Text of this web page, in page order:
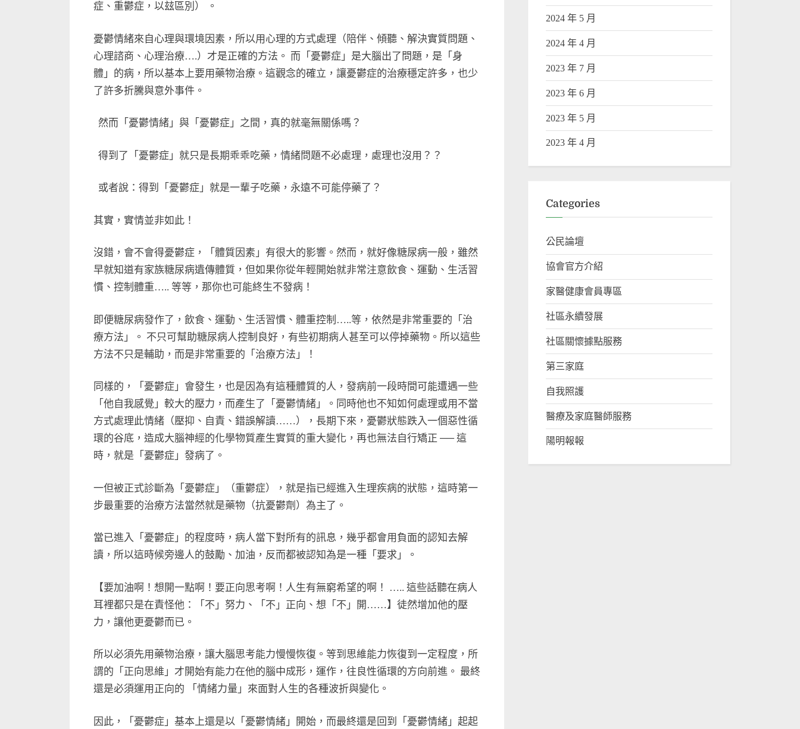
症、重鬱症，以玆區別） 。
憂鬱情緒來自心理與環境因素，所以用心理的方式處理（陪伴、傾聽、解決實質問題、
心理諮商、心理治療….）才是正確的方法。 而「憂鬱症」是大腦出了問題，是「身
體」的病，所以基本上要用藥物治療。這觀念的確立，讓憂鬱症的治療穩定許多，也少
了許多折騰與意外事件。
然而「憂鬱情緒」與「憂鬱症」之間，真的就毫無關係嗎？
得到了「憂鬱症」就只是長期乖乖吃藥，情緒問題不必處理，處理也沒用？？
或者說：得到「憂鬱症」就是一輩子吃藥，永遠不可能停藥了？
其實，實情並非如此！
沒錯，會不會得憂鬱症，「體質因素」有很大的影響。然而，就好像糖尿病一般，雖然
早就知道有家族糖尿病遺傳體質，但如果你從年輕開始就非常注意飲食、運動、生活習
慣、控制體重….. 等等，那你也可能終生不發病！
即便糖尿病發作了，飲食、運動、生活習慣、體重控制…..等，依然是非常重要的「治
療方法」。 不只可幫助糖尿病人控制良好，有些初期病人甚至可以停掉藥物。所以這些
方法不只是輔助，而是非常重要的「治療方法」！
同樣的，「憂鬱症」會發生，也是因為有這種體質的人，發病前一段時間可能遭遇一些
「他自我感覺」較大的壓力，而產生了「憂鬱情緒」。同時他也不知如何處理或用不當
方式處理此情緒（壓抑、自責、錯誤解讀……），長期下來，憂鬱狀態跌入一個惡性循
環的谷底，造成大腦神經的化學物質產生實質的重大變化，再也無法自行矯正 ── 這
時，就是「憂鬱症」發病了。
一但被正式診斷為「憂鬱症」（重鬱症），就是指已經進入生理疾病的狀態，這時第一
步最重要的治療方法當然就是藥物（抗憂鬱劑）為主了。
當已進入「憂鬱症」的程度時，病人當下對所有的訊息，幾乎都會用負面的認知去解
讀，所以這時候旁邊人的鼓勵、加油，反而都被認知為是一種「要求」。
【要加油啊！想開一點啊！要正向思考啊！人生有無窮希望的啊！ ….. 這些話聽在病人
耳裡都只是在責怪他：「不」努力、「不」正向、想「不」開……】徒然增加他的壓
力，讓他更憂鬱而已。
所以必須先用藥物治療，讓大腦思考能力慢慢恢復。等到思維能力恢復到一定程度，所
謂的「正向思維」才開始有能力在他的腦中成形，運作，往良性循環的方向前進。 最終
還是必須運用正向的 「情緒力量」來面對人生的各種波折與變化。
因此，「憂鬱症」基本上還是以「憂鬱情緒」開始，而最終還是回到「憂鬱情緒」起起
2024 年 5 月
2024 年 4 月
2023 年 7 月
2023 年 6 月
2023 年 5 月
2023 年 4 月
Categories
公民論壇
協會官方介紹
家醫健康會員專區
社區永續發展
社區關懷據點服務
第三家庭
自我照護
醫療及家庭醫師服務
陽明報報